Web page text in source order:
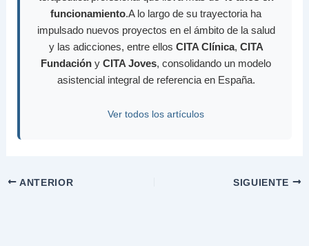
funcionamiento.A lo largo de su trayectoria ha
impulsado nuevos proyectos en el ámbito de la salud
y las adicciones, entre ellos CITA Clínica, CITA
Fundación y CITA Joves, consolidando un modelo
asistencial integral de referencia en España.
Ver todos los artículos
ANTERIOR SIGUIENTE